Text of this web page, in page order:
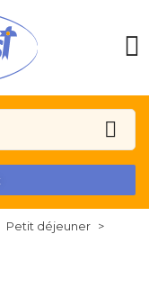
Petit déjeuner